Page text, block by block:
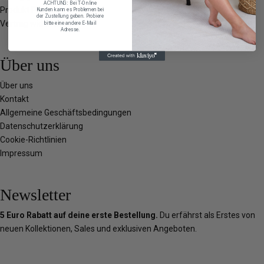
Produkt Pflege
Vertrag widerrufen
Über uns
Über uns
Kontakt
Allgemeine Geschäftsbedingungen
Datenschutzerklärung
Cookie-Richtlinien
Impressum
Newsletter
5 Euro Rabatt auf deine erste Bestellung. Du erfährst als Erstes von
neuen Kollektionen, Sales und exklusiven Angeboten.
ACHTUNG: Bei T-Online
Kunden kann es Problemen bei
der Zustellung geben. Probiere
bitte eine andere E-Mail
Adresse.